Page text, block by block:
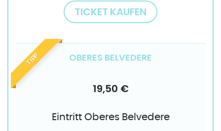
TICKET KAUFEN
TIPP OBERES BELVEDERE
19,50 €
Eintritt Oberes Belvedere